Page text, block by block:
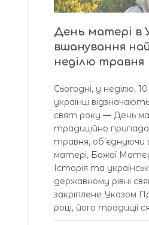
День матері в
вшанування
неділю травня
Сьогодні, у неділю,
українці
свят року — День
традиційно
травня, об’єднуючи
матері, Божої
Історія та
державному рівні
закріплене Указом
році, його традиції